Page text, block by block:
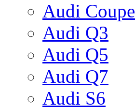
Audi Coupe
Audi Q3
Audi Q5
Audi Q7
Audi S6